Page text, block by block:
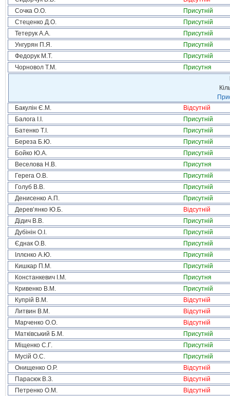
Сочка О.О.
Присутній
Стеценко Д.О.
Присутній
Тетерук А.А.
Присутній
Унгурян П.Я.
Присутній
Федорук М.Т.
Присутній
Чорновол Т.М.
Присутня
Бакулін Є.М.
Відсутній
Балога І.І.
Присутній
Батенко Т.І.
Присутній
Береза Б.Ю.
Присутній
Бойко Ю.А.
Присутній
Веселова Н.В.
Присутня
Герега О.В.
Присутній
Голуб В.В.
Присутній
Денисенко А.П.
Присутній
Дерев’янко Ю.Б.
Відсутній
Дідич В.В.
Присутній
Дубінін О.І.
Присутній
Єднак О.В.
Присутній
Іллєнко А.Ю.
Присутній
Кишкар П.М.
Присутній
Констанкевич І.М.
Присутня
Кривенко В.М.
Присутній
Купрій В.М.
Відсутній
Литвин В.М.
Відсутній
Марченко О.О.
Відсутній
Матківський Б.М.
Присутній
Міщенко С.Г.
Присутній
Мусій О.С.
Присутній
Онищенко О.Р.
Відсутній
Парасюк В.З.
Відсутній
Петренко О.М.
Відсутній